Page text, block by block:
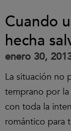
Cuando
hecha
enero 30,
La situación no
temprano por la
con toda la
romántico para